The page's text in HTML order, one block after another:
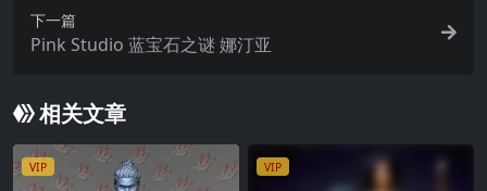
下一篇
Pink Studio 蓝宝石之谜 娜汀亚
相关文章
VIP VIP